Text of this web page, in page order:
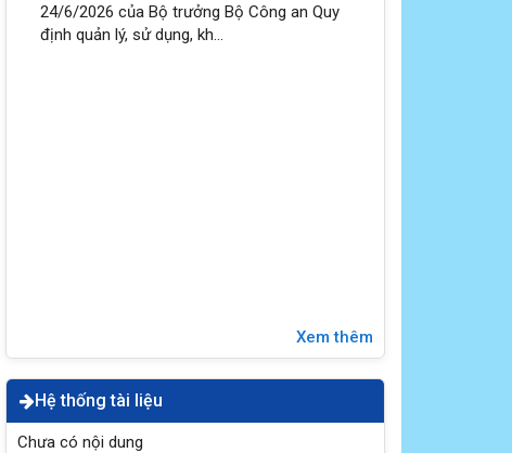
24/6/2026 của Bộ trưởng Bộ Công an Quy
định quản lý, sử dụng, kh...
Xem thêm
Hệ thống tài liệu
Chưa có nội dung